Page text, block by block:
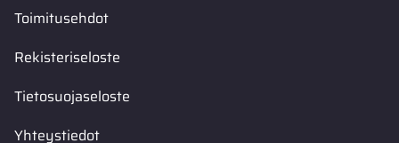
Toimitusehdot
Rekisteriseloste
Tietosuojaseloste
Yhteystiedot